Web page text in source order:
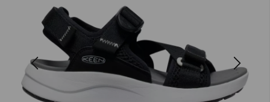
Previous Next